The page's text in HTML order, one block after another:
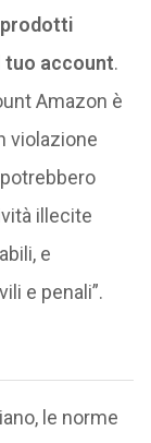
tuo account.
Amazon è
violazione
illecite
e
e penali”.
le norme